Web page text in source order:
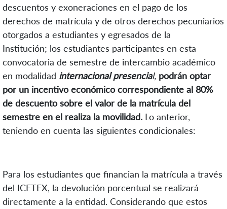
descuentos y exoneraciones en el pago de los
derechos de matrícula y de otros derechos pecuniarios
otorgados a estudiantes y egresados de la
Institución; los estudiantes participantes en esta
convocatoria de semestre de intercambio académico
en modalidad internacional presencial, podrán optar
por un incentivo económico correspondiente al 80%
de descuento sobre el valor de la matrícula del
semestre en el realiza la movilidad. Lo anterior,
teniendo en cuenta las siguientes condicionales:
Para los estudiantes que financian la matrícula a través
del ICETEX, la devolución porcentual se realizará
directamente a la entidad. Considerando que estos